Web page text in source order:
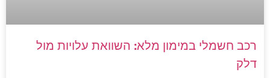
רכב חשמלי במימון מלא: השוואת עלויות מול
דלק